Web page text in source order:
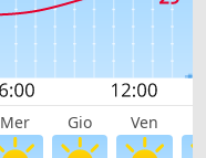
Mer Gio Ven